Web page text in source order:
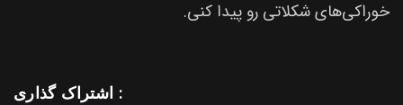
خوراکی‌های شکلاتی رو پیدا کنی.
اشتراک گذاری :